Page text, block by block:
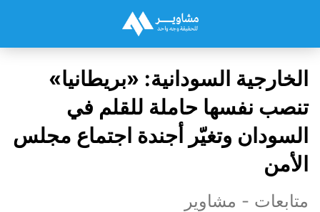
الخارجية السودانية: «بريطانيا»
تنصب نفسها حاملة للقلم في
السودان وتغيّر أجندة اجتماع مجلس
الأمن
متابعات - مشاوير